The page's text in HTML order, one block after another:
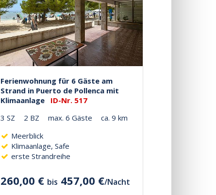
Ferienwohnung für 6 Gäste am
Strand in Puerto de Pollenca mit
Klimaanlage
ID-Nr. 517
3 SZ
2 BZ max. 6 Gäste
ca. 9 km
Meerblick
Klimaanlage, Safe
erste Strandreihe
260,00 € bis 457,00 €/Nacht